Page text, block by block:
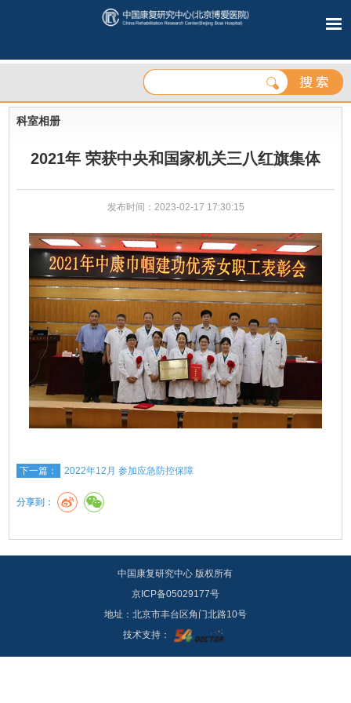
科室相册
2021年 荣获中央和国家机关三八红旗集体
发布时间：2023-02-17 17:30:15
下一篇： 2022年12月 参加应急防控保障
分享到：
中国康复研究中心 版权所有
京ICP备05029177号
地址：北京市丰台区角门北路10号
技术支持：